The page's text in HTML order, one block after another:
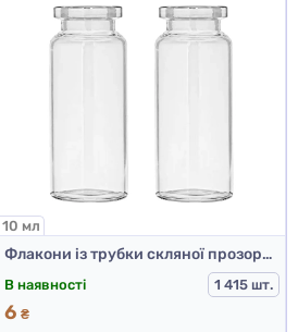
10 мл
Флакони із трубки скляної прозорої для Л-П 10 мл (225 шт. упаковка)
В наявності 1 415 шт.
6 ₴